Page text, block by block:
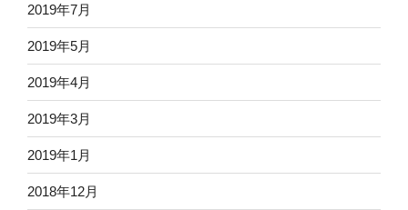
2019年7月
2019年5月
2019年4月
2019年3月
2019年1月
2018年12月